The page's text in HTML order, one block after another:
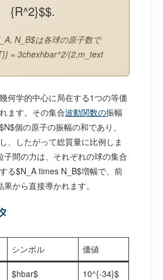
{R^2}$$.
N_B$は各球の原子数で
= 3chexhbar^2/(2,m_text
何学的中心に局在する1つの等価
ます。その集合波動関数の振幅
個の原子の振幅の和であり、
、したがって総質量に比例しま
子間の力は、それぞれの球の集合
る$N_A times N_B$増幅で、前
から直接導かれます。
シンボル 価値
$hbar$
10^{-34}$